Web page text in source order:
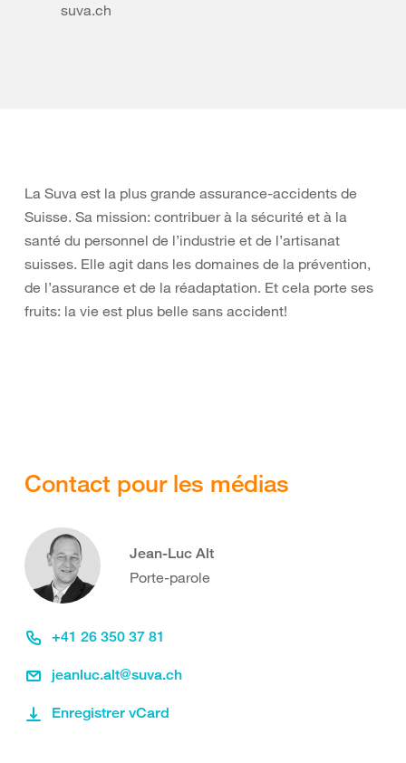
suva.ch
La Suva est la plus grande assurance-accidents de
Suisse. Sa mission: contribuer à la sécurité et à la
santé du personnel de l’industrie et de l’artisanat
suisses. Elle agit dans les domaines de la prévention,
de l’assurance et de la réadaptation. Et cela porte ses
fruits: la vie est plus belle sans accident!
Contact pour les médias
Jean-Luc Alt
Porte-parole
+41 26 350 37 81
jeanluc.alt@suva.ch
Enregistrer vCard